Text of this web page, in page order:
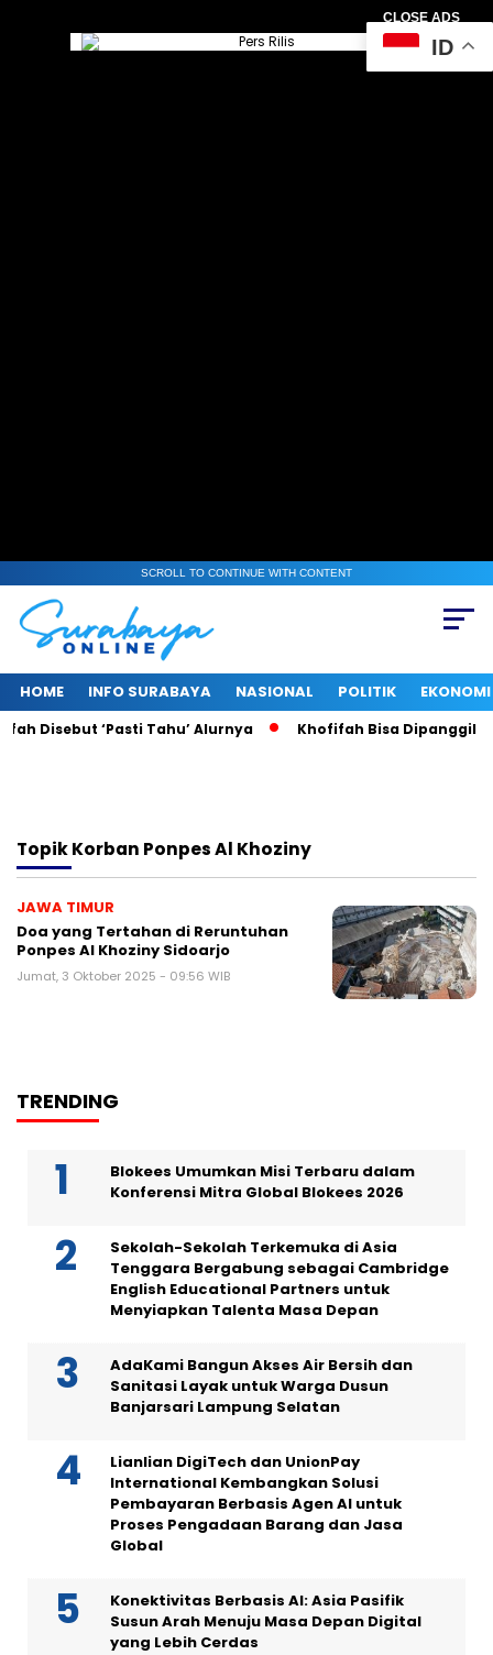
CLOSE ADS
SCROLL TO CONTINUE WITH CONTENT
HOME INFO SURABAYA NASIONAL POLITIK EKONOMI
Disebut ‘Pasti Tahu’ Alurnya Khofifah Bisa Dipanggil
TopikKorban Ponpes Al Khoziny
JAWA TIMUR
Doa yang Tertahan di Reruntuhan
Ponpes Al Khoziny Sidoarjo
Jumat, 3 Oktober 2025 - 09:56 WIB
TRENDING
Blokees Umumkan Misi Terbaru dalam
Konferensi Mitra Global Blokees 2026
Sekolah-Sekolah Terkemuka di Asia
Tenggara Bergabung sebagai Cambridge
English Educational Partners untuk
Menyiapkan Talenta Masa Depan
AdaKami Bangun Akses Air Bersih dan
Sanitasi Layak untuk Warga Dusun
Banjarsari Lampung Selatan
Lianlian DigiTech dan UnionPay
International Kembangkan Solusi
Pembayaran Berbasis Agen AI untuk
Proses Pengadaan Barang dan Jasa
Global
Konektivitas Berbasis AI: Asia Pasifik
Susun Arah Menuju Masa Depan Digital
yang Lebih Cerdas
ID